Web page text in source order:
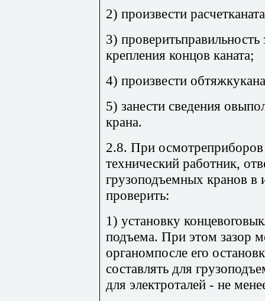
2) произвести
3)
крепления концов каната;
4) произвести
5) занести сведения
крана.
2.8. При
технический работник,
грузоподъемных кранов в
проверить:
1) установку
подъема. При этом зазор
органомпосле его
составлять для
для электроталей - не